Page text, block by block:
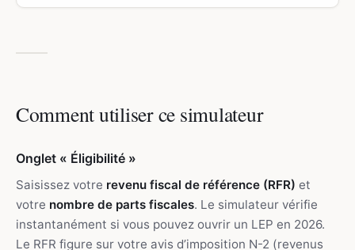
Comment utiliser ce simulateur
Onglet « Éligibilité »
Saisissez votre revenu fiscal de référence (RFR) et
votre nombre de parts fiscales. Le simulateur vérifie
instantanément si vous pouvez ouvrir un LEP en 2026.
Le RFR figure sur votre avis d’imposition N-2 (revenus